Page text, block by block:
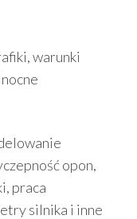
warunki
opon,
praca
silnika i inne